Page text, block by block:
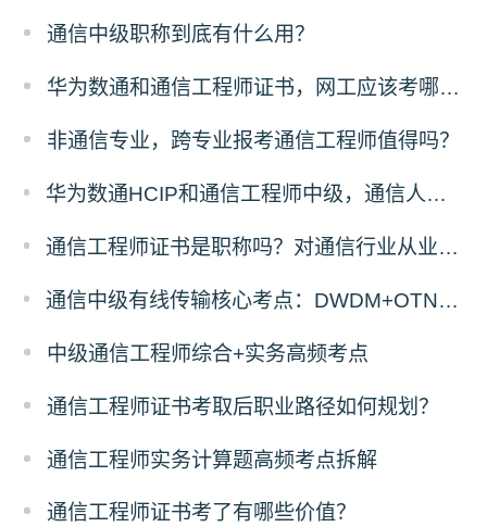
通信中级职称到底有什么用？
华为数通和通信工程师证书，网工应该考哪一个？
非通信专业，跨专业报考通信工程师值得吗？
华为数通HCIP和通信工程师中级，通信人优先考哪个？
通信工程师证书是职称吗？对通信行业从业者有什么用
通信中级有线传输核心考点：DWDM+OTN原理与计算题答题拆解
中级通信工程师综合+实务高频考点
通信工程师证书考取后职业路径如何规划？
通信工程师实务计算题高频考点拆解
通信工程师证书考了有哪些价值？